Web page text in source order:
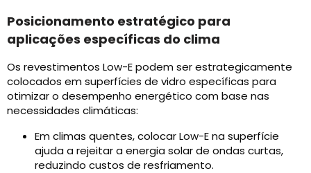
Posicionamento estratégico para
aplicações específicas do clima
Os revestimentos Low-E podem ser estrategicamente
colocados em superfícies de vidro específicas para
otimizar o desempenho energético com base nas
necessidades climáticas:
Em climas quentes, colocar Low-E na superfície
ajuda a rejeitar a energia solar de ondas curtas,
reduzindo custos de resfriamento.